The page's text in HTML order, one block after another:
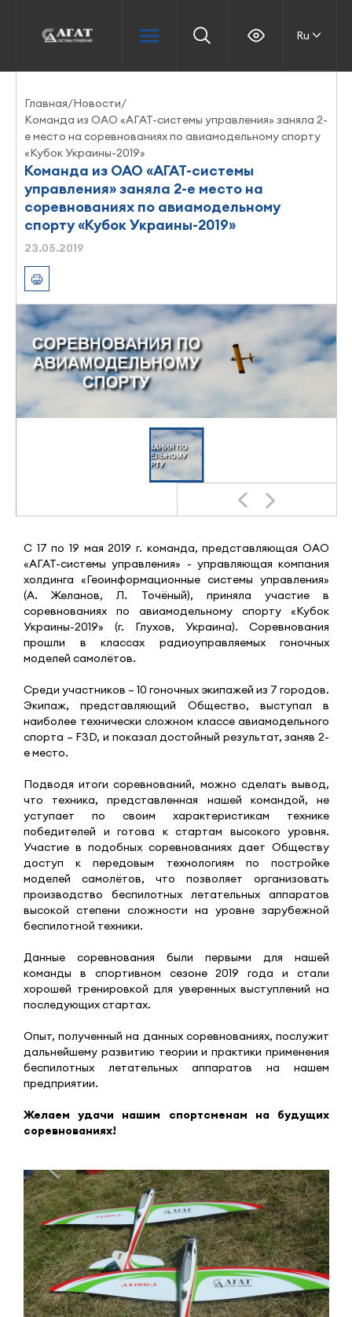
Ru
Главная/Новости/
Команда из ОАО «АГАТ-системы управления» заняла 2-
е место на соревнованиях по авиамодельному спорту
«Кубок Украины-2019»
Команда из ОАО «АГАТ-системы
управления» заняла 2-е место на
соревнованиях по авиамодельному
спорту «Кубок Украины-2019»
23.05.2019
С 17 по 19 мая 2019 г. команда, представляющая ОАО
«АГАТ-системы управления» - управляющая компания
холдинга «Геоинформационные системы управления»
(А. Желанов, Л. Точёный), приняла участие в
соревнованиях по авиамодельному спорту «Кубок
Украины-2019» (г. Глухов, Украина). Соревнования
прошли в классах радиоуправляемых гоночных
моделей самолётов.
Среди участников – 10 гоночных экипажей из 7 городов.
Экипаж, представляющий Общество, выступал в
наиболее технически сложном классе авиамодельного
спорта – F3D, и показал достойный результат, заняв 2-
е место.
Подводя итоги соревнований, можно сделать вывод,
что техника, представленная нашей командой, не
уступает по своим характеристикам технике
победителей и готова к стартам высокого уровня.
Участие в подобных соревнованиях дает Обществу
доступ к передовым технологиям по постройке
моделей самолётов, что позволяет организовать
производство беспилотных летательных аппаратов
высокой степени сложности на уровне зарубежной
беспилотной техники.
Данные соревнования были первыми для нашей
команды в спортивном сезоне 2019 года и стали
хорошей тренировкой для уверенных выступлений на
последующих стартах.
Опыт, полученный на данных соревнованиях, послужит
дальнейшему развитию теории и практики применения
беспилотных летательных аппаратов на нашем
предприятии.
Желаем удачи нашим спортсменам на будущих
соревнованиях!